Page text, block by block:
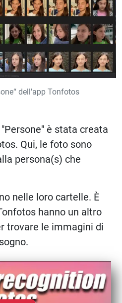
dell'app Tonfotos
è stata creata
Qui, le foto sono
persona(s) che
nelle loro cartelle. È
hanno un altro
trovare le immagini di